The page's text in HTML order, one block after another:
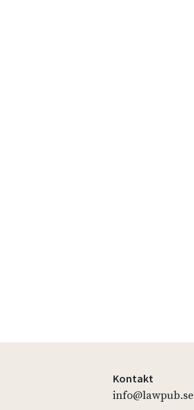
Kontakt
info@lawpub.se